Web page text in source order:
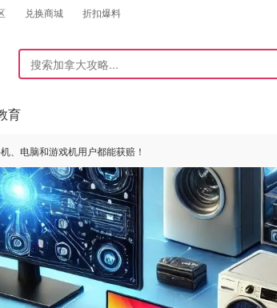
兑换商城 折扣爆料
育
、电脑和游戏机用户都能获赔！